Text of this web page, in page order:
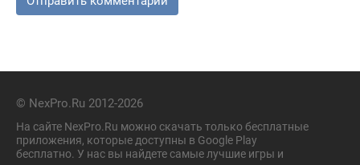
© NexPro.Ru 2012-2026
На сайте NexPro.Ru можно скачать только бесплатные
приложения, которые доступны в Google Play
бесплатно. У нас вы найдете самые лучшие игры и